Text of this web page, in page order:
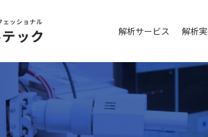
解析サービス 解析